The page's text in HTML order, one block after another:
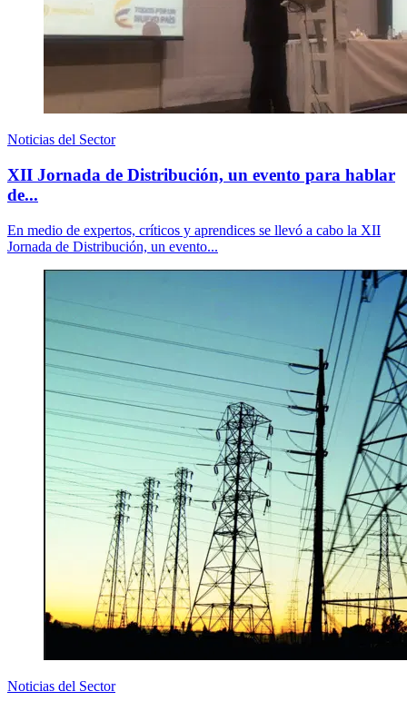
Noticias del Sector
XII Jornada de Distribución, un evento para hablar
de...
En medio de expertos, críticos y aprendices se llevó a cabo la XII
Jornada de Distribución, un evento...
Noticias del Sector